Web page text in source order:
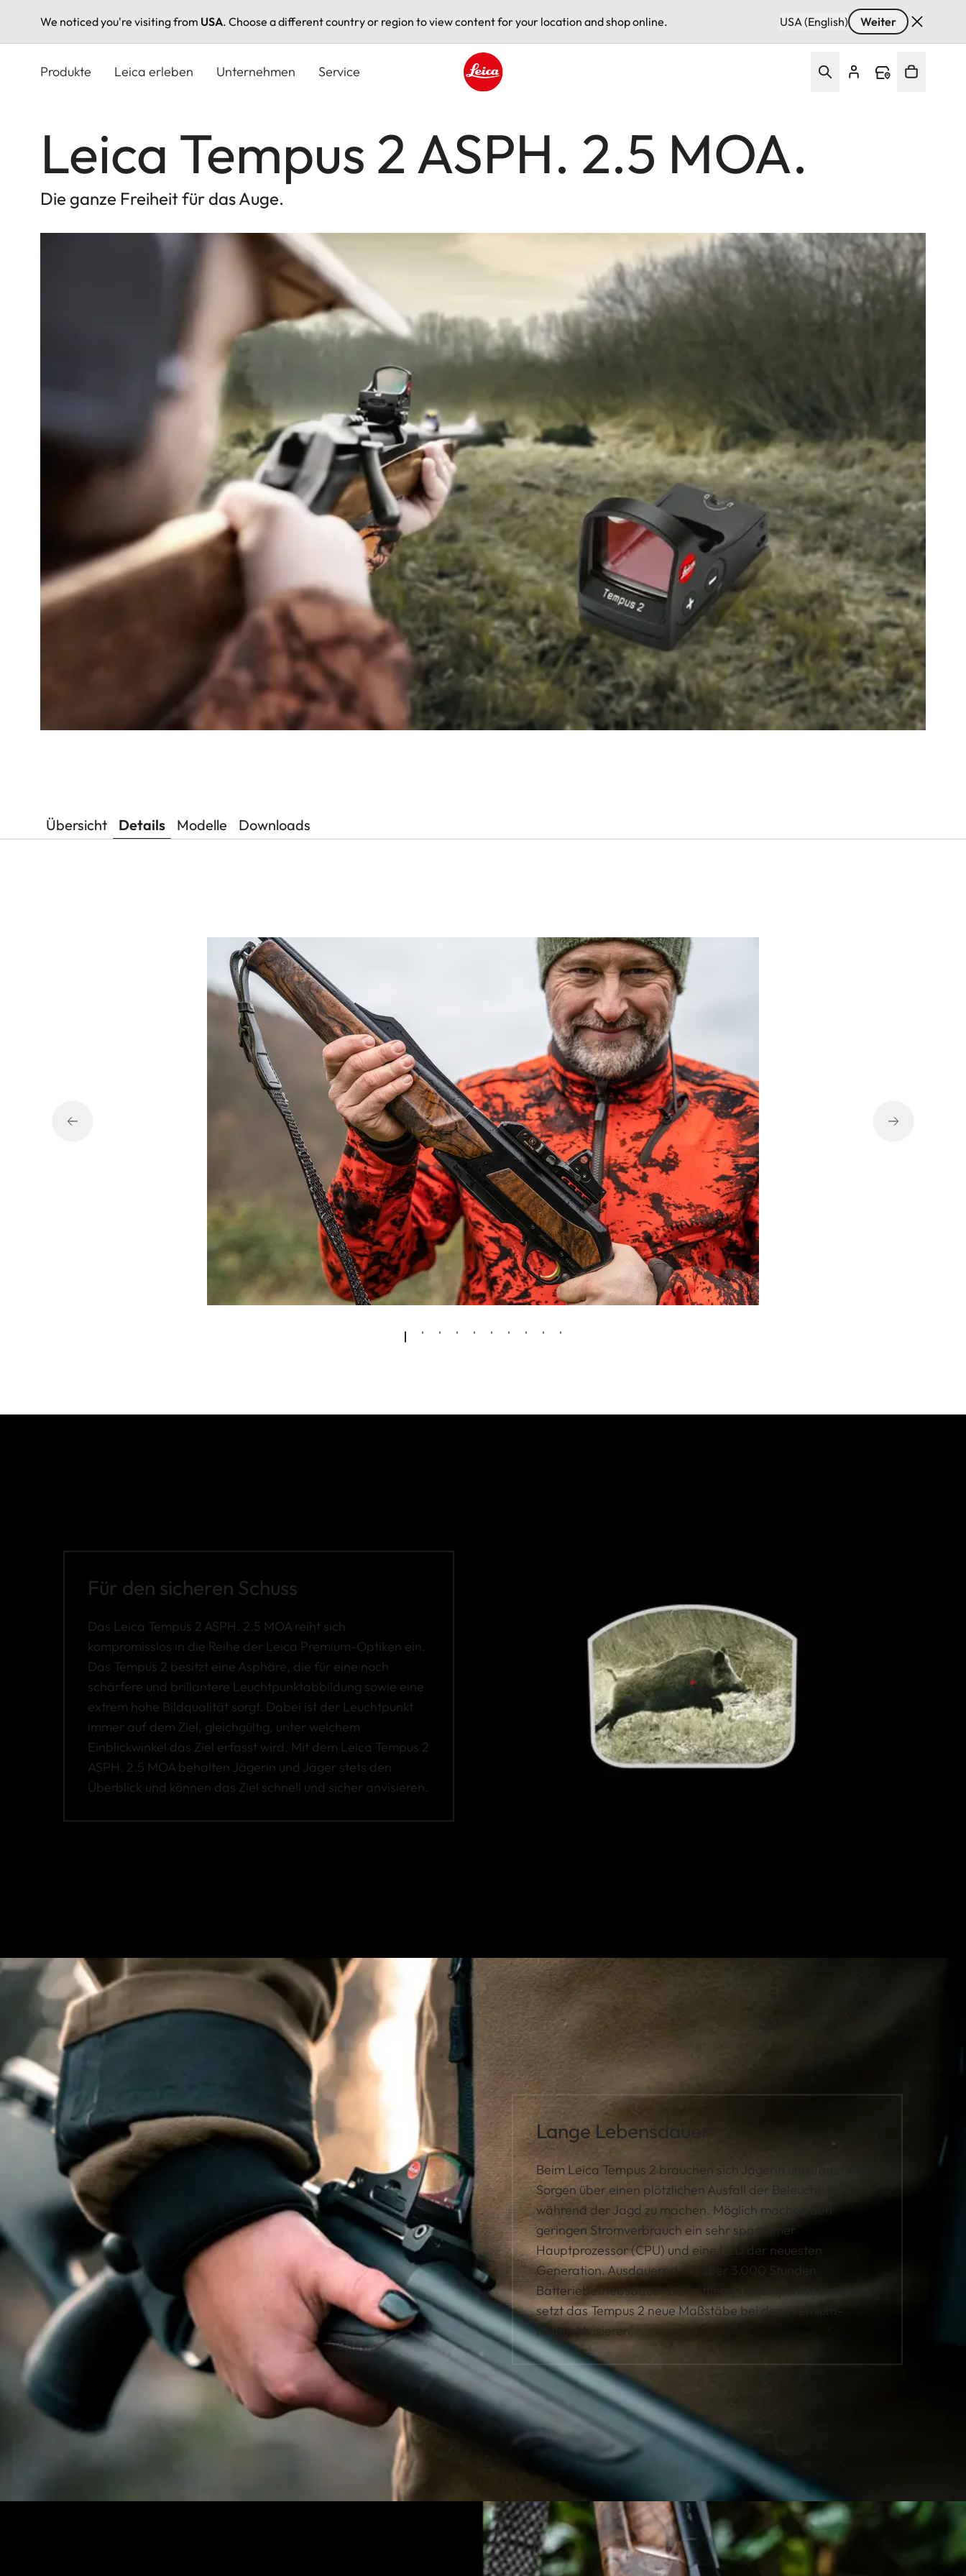
We noticed you're visiting from USA. Choose a different country or region to view content for your location and shop online. USA (English) Weiter
Produkte Leica erleben Unternehmen Service
Leica Tempus 2 ASPH. 2.5 MOA.
Die ganze Freiheit für das Auge.
Übersicht Details Modelle Downloads
Für den sicheren Schuss
Das Leica Tempus 2 ASPH. 2.5 MOA reiht sich
kompromisslos in die Reihe der Leica Premium-Optiken ein.
Das Tempus 2 besitzt eine Asphäre, die für eine noch
schärfere und brillantere Leuchtpunktabbildung sowie eine
extrem hohe Bildqualität sorgt. Dabei ist der Leuchtpunkt
immer auf dem Ziel, gleichgültig, unter welchem
Einblickwinkel das Ziel erfasst wird. Mit dem Leica Tempus 2
ASPH. 2.5 MOA behalten Jägerin und Jäger stets den
Überblick und können das Ziel schnell und sicher anvisieren.
Lange Lebensdauer
Beim Leica Tempus 2 brauchen sich Jägerin und Jäger keine
Sorgen über einen plötzlichen Ausfall der Beleuchtung
während der Jagd zu machen. Möglich machen den
geringen Stromverbrauch ein sehr sparsamer
Hauptprozessor (CPU) und eine LED der neuesten
Generation. Ausdauernd mit über 3.000 Stunden
Batteriebetriebsdauer bei mittlerer Leuchtpunkteinstellung,
setzt das Tempus 2 neue Maßstäbe bei den Premium-
Rotpunktvisieren.